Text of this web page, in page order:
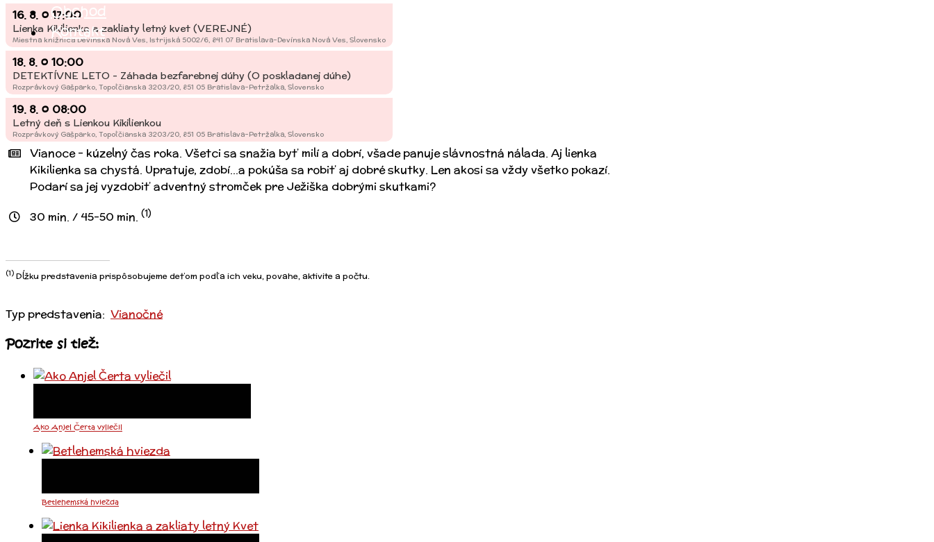
Obchod
Kontakt
16. 8. o17:00
Lienka Kikilienka a zakliaty letný kvet (VEREJNÉ)
Miestna knižnica Devínska Nová Ves, Istrijská 5002/6, 841 07 Bratislava-Devínska Nová Ves, Slovensko
18. 8. o 10:00
DETEKTÍVNE LETO - Záhada bezfarebnej dúhy (O poskladanej dúhe)
Rozprávkový Gašparko, Topoľčianska 3203/20, 851 05 Bratislava-Petržalka, Slovensko
19. 8. o 08:00
Letný deň s Lienkou Kikilienkou
Rozprávkový Gašparko, Topoľčianska 3203/20, 851 05 Bratislava-Petržalka, Slovensko
Vianoce – kúzelný čas roka. Všetci sa snažia byť milí a dobrí, všade panuje slávnostná nálada. Aj lienka
Kikilienka sa chystá. Upratuje, zdobí…a pokúša sa robiť aj dobré skutky. Len akosi sa vždy všetko pokazí.
Podarí sa jej vyzdobiť adventný stromček pre Ježiška dobrými skutkami?
30 min. / 45-50 min. (1)
(1) Dĺžku predstavenia prispôsobujeme deťom podľa ich veku, povahe, aktivite a počtu.
Typ predstavenia: Vianočné
Pozrite si tiež:
Ako Anjel Čerta vyliečil
Betlehemská hviezda